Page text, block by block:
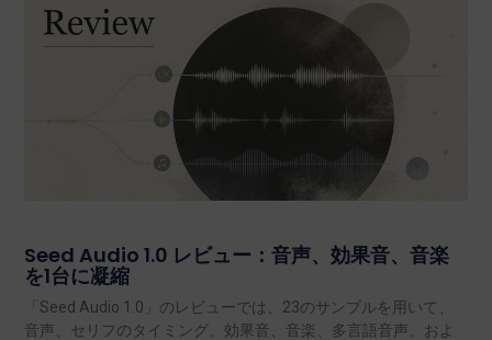
Seed Audio 1.0 レビュー：音声、効果音、音楽
を1台に凝縮
「Seed Audio 1.0」のレビューでは、23のサンプルを用いて、
音声、セリフのタイミング、効果音、音楽、多言語音声、およ